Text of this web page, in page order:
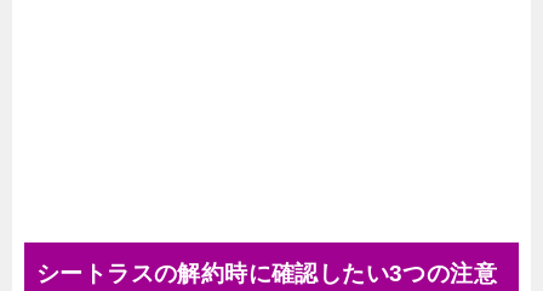
シートラスの解約時に確認したい3つの注意